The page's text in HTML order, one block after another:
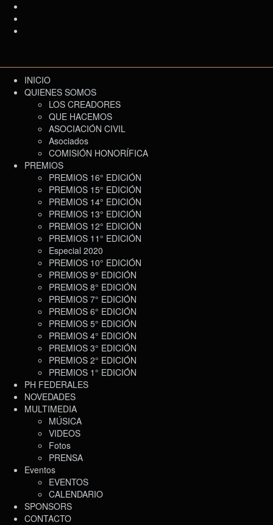
INICIO
QUIENES SOMOS
LOS CREADORES
QUE HACEMOS
ASOCIACIÓN CIVIL
Asociados
COMISIÓN HONORÍFICA
PREMIOS
PREMIOS 16° EDICIÓN
PREMIOS 15° EDICIÓN
PREMIOS 14° EDICIÓN
PREMIOS 13° EDICIÓN
PREMIOS 12° EDICIÓN
PREMIOS 11° EDICIÓN
Especial 2020
PREMIOS 10° EDICIÓN
PREMIOS 9° EDICIÓN
PREMIOS 8° EDICIÓN
PREMIOS 7° EDICIÓN
PREMIOS 6° EDICIÓN
PREMIOS 5° EDICIÓN
PREMIOS 4° EDICIÓN
PREMIOS 3° EDICIÓN
PREMIOS 2° EDICIÓN
PREMIOS 1° EDICIÓN
PH FEDERALES
NOVEDADES
MULTIMEDIA
MÚSICA
VIDEOS
Fotos
PRENSA
Eventos
EVENTOS
CALENDARIO
SPONSORS
CONTACTO